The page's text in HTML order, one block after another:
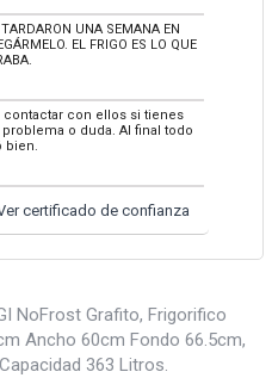
UNA SEMANA EN
EL FRIGO ES LO QUE
contactar con ellos si tienes
o duda. Al final todo
bien.
certificado de confianza
NoFrost Grafito, Frigorifico
Ancho 60cm Fondo 66.5cm,
363 Litros.